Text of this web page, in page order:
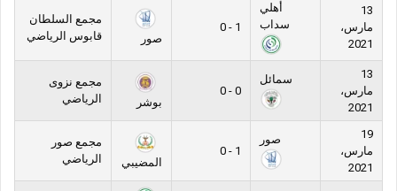
13
مارس،
2021
أهلي
سداب
1 - 0
صور
مجمع السلطان
قابوس الرياضي
13
مارس،
2021
سمائل
0 - 0
بوشر
مجمع نزوى
الرياضي
19
مارس،
2021
صور
1 - 0
المضيبي
مجمع صور
الرياضي